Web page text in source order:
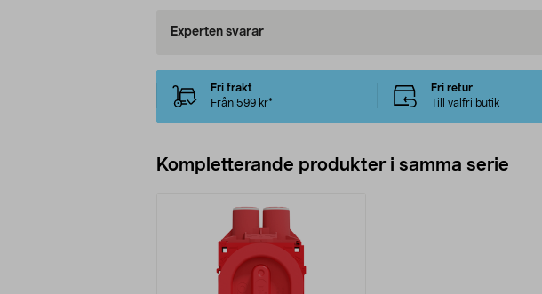
Experten svarar
Fri frakt
Från 599 kr*
Fri retur
Till valfri butik
Kompletterande produkter i samma serie